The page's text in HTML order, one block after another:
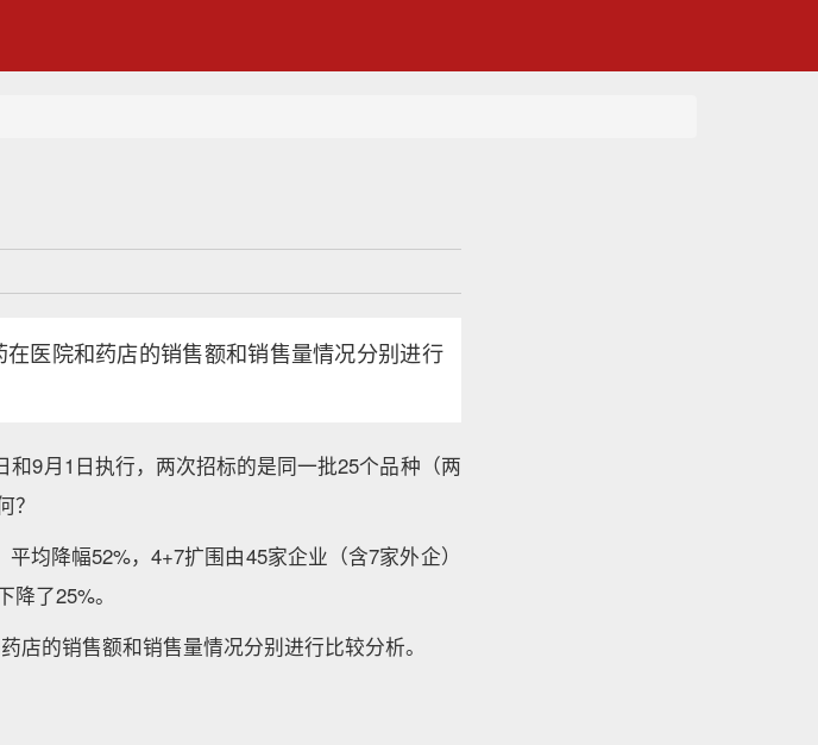
医院和药店的销售额和销售量情况分别进行
9月1日执行，两次招标的是同一批25个品种（两
？
均降幅52%，4+7扩围由45家企业（含7家外企）
了25%。
店的销售额和销售量情况分别进行比较分析。